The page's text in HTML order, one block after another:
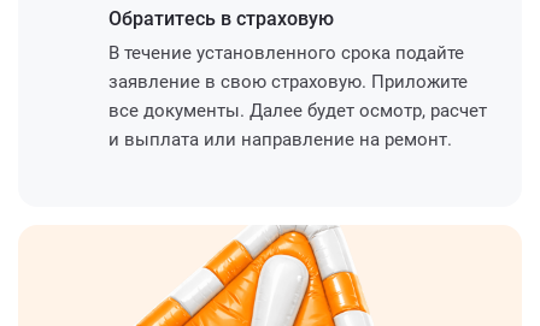
Обратитесь в страховую
В течение установленного срока подайте
заявление в свою страховую. Приложите
все документы. Далее будет осмотр, расчет
и выплата или направление на ремонт.